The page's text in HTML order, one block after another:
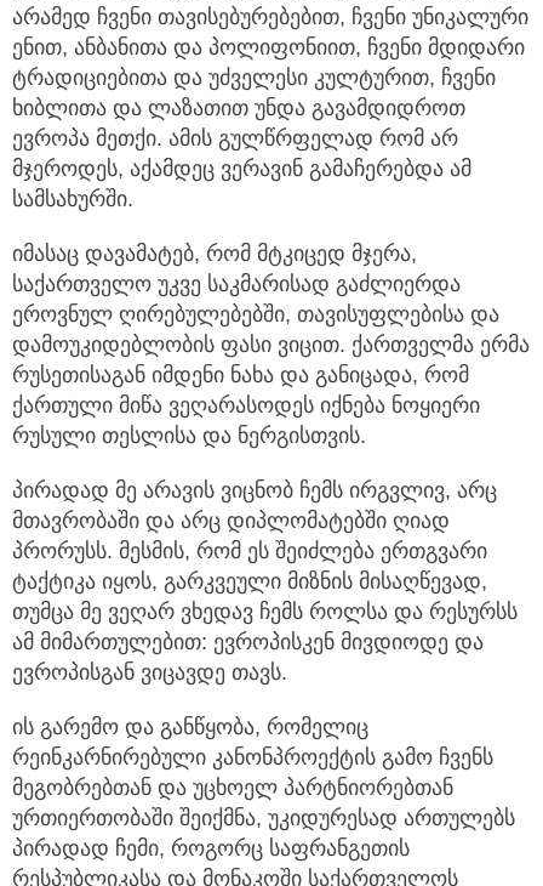
არამედ ჩვენი თავისებურებებით, ჩვენი უნიკალური
ენით, ანბანითა და პოლიფონიით, ჩვენი მდიდარი
ტრადიციებითა და უძველესი კულტურით, ჩვენი
ხიბლითა და ლაზათით უნდა გავამდიდროთ
ევროპა მეთქი. ამის გულწრფელად რომ არ
მჯეროდეს, აქამდეც ვერავინ გამაჩერებდა ამ
სამსახურში.
იმასაც დავამატებ, რომ მტკიცედ მჯერა,
საქართველო უკვე საკმარისად გაძლიერდა
ეროვნულ ღირებულებებში, თავისუფლებისა და
დამოუკიდებლობის ფასი ვიცით. ქართველმა ერმა
რუსეთისაგან იმდენი ნახა და განიცადა, რომ
ქართული მიწა ვეღარასოდეს იქნება ნოყიერი
რუსული თესლისა და ნერგისთვის.
პირადად მე არავის ვიცნობ ჩემს ირგვლივ, არც
მთავრობაში და არც დიპლომატებში ღიად
პრორუსს. მესმის, რომ ეს შეიძლება ერთგვარი
ტაქტიკა იყოს, გარკვეული მიზნის მისაღწევად,
თუმცა მე ვეღარ ვხედავ ჩემს როლსა და რესურსს
ამ მიმართულებით: ევროპისკენ მივდიოდე და
ევროპისგან ვიცავდე თავს.
ის გარემო და განწყობა, რომელიც
რეინკარნირებული კანონპროექტის გამო ჩვენს
მეგობრებთან და უცხოელ პარტნიორებთან
ურთიერთობაში შეიქმნა, უკიდურესად ართულებს
პირადად ჩემი, როგორც საფრანგეთის
რესპუბლიკასა და მონაკოში საქართველოს